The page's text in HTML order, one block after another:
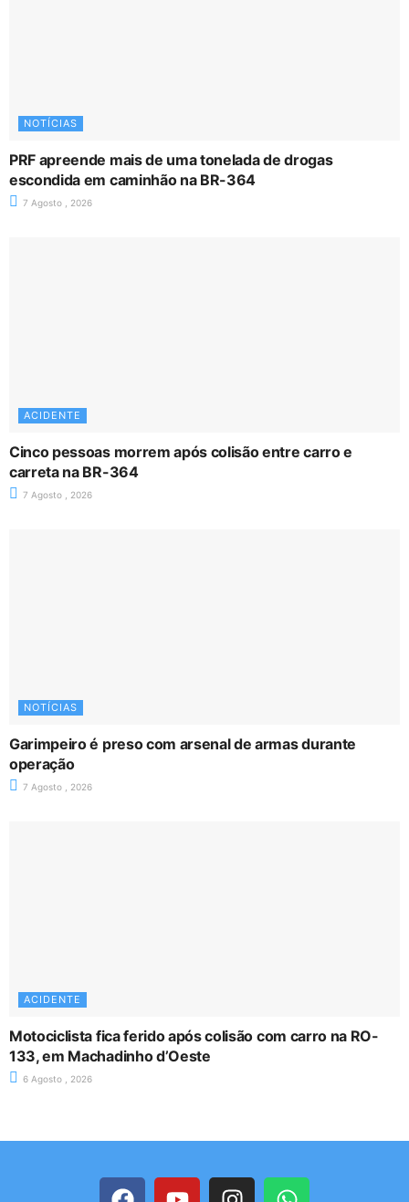
NOTÍCIAS
PRF apreende mais de uma tonelada de drogas
escondida em caminhão na BR-364
7 Agosto , 2026
ACIDENTE
Cinco pessoas morrem após colisão entre carro e
carreta na BR-364
7 Agosto , 2026
NOTÍCIAS
Garimpeiro é preso com arsenal de armas durante
operação
7 Agosto , 2026
ACIDENTE
Motociclista fica ferido após colisão com carro na RO-
133, em Machadinho d’Oeste
6 Agosto , 2026